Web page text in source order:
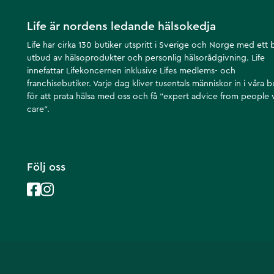
Life är nordens ledande hälsokedja
Life har cirka 130 butiker utspritt i Sverige och Norge med ett
utbud av hälsoprodukter och personlig hälsorådgivning. Life
innefattar Lifekoncernen inklusive Lifes medlems- och
franchisebutiker. Varje dag kliver tusentals människor in i våra
för att prata hälsa med oss och få ”expert advice from people
care”.
Följ oss